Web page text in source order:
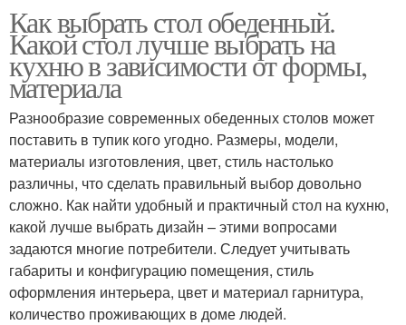
Как выбрать стол обеденный.
Какой стол лучше выбрать на
кухню в зависимости от формы,
материала
Разнообразие современных обеденных столов может
поставить в тупик кого угодно. Размеры, модели,
материалы изготовления, цвет, стиль настолько
различны, что сделать правильный выбор довольно
сложно. Как найти удобный и практичный стол на кухню,
какой лучше выбрать дизайн – этими вопросами
задаются многие потребители. Следует учитывать
габариты и конфигурацию помещения, стиль
оформления интерьера, цвет и материал гарнитура,
количество проживающих в доме людей.